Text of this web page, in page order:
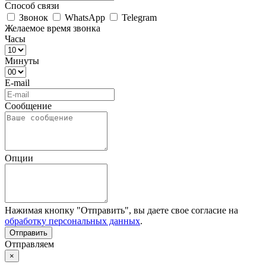
Способ связи
Звонок
WhatsApp
Telegram
Желаемое время звонка
Часы
Минуты
E-mail
Сообщение
Опции
Нажимая кнопку "Отправить", вы даете свое согласие на
обработку персональных данных.
Отправляем
×